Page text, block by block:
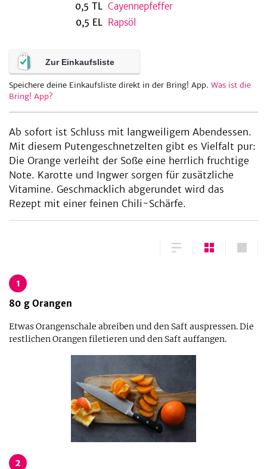
0,5 TL Cayennepfeffer
0,5 EL Rapsöl
Zur Einkaufsliste
Speichere deine Einkaufsliste direkt in der Bring! App. Was ist die
Bring! App?
Ab sofort ist Schluss mit langweiligem Abendessen.
Mit diesem Putengeschnetzelten gibt es Vielfalt pur:
Die Orange verleiht der Soße eine herrlich fruchtige
Note. Karotte und Ingwer sorgen für zusätzliche
Vitamine. Geschmacklich abgerundet wird das
Rezept mit einer feinen Chili-Schärfe.
1
80 g Orangen
Etwas Orangenschale abreiben und den Saft auspressen. Die
restlichen Orangen filetieren und den Saft auffangen.
2